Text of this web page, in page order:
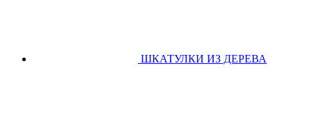
ШКАТУЛКИ ИЗ ДЕРЕВА